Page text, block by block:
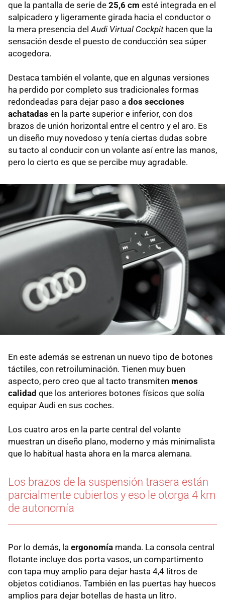
que la pantalla de serie de 25,6 cm esté integrada en el
salpicadero y ligeramente girada hacia el conductor o
la mera presencia del Audi Virtual Cockpithacen que la
sensación desde el puesto de conducción sea súper
acogedora.
Destaca también el volante, que en algunas versiones
ha perdido por completo sus tradicionales formas
redondeadas para dejar paso a dos secciones
achatadas en la parte superior e inferior, con dos
brazos de unión horizontal entre el centro y el aro. Es
un diseño muy novedoso y tenía ciertas dudas sobre
su tacto al conducir con un volante así entre las manos,
pero lo cierto es que se percibe muy agradable.
En este además se estrenan un nuevo tipo de botones
táctiles, con retroiluminación. Tienen muy buen
aspecto, pero creo que al tacto transmiten menos
calidad que los anteriores botones físicos que solía
equipar Audi en sus coches.
Los cuatro aros en la parte central del volante
muestran un diseño plano, moderno y más minimalista
que lo habitual hasta ahora en la marca alemana.
Los brazos de la suspensión trasera están
parcialmente cubiertos y eso le otorga 4 km
de autonomía
Por lo demás, la ergonomía manda. La consola central
flotante incluye dos porta vasos, un compartimento
con tapa muy amplio para dejar hasta 4,4 litros de
objetos cotidianos. También en las puertas hay huecos
amplios para dejar botellas de hasta un litro.